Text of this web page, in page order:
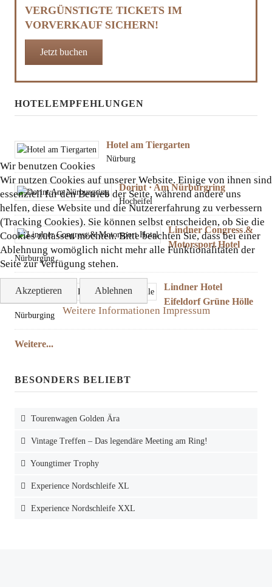
VERGÜNSTIGTE TICKETS IM
VORVERKAUF SICHERN!
Jetzt buchen
HOTELEMPFEHLUNGEN
Hotel am Tiergarten
Nürburg
Dorint · Am Nürburgring
Hocheifel
Lindner Congress &
Motorsport Hotel
Nürburging
Lindner Hotel
Eifeldorf Grüne Hölle
Nürburging
Weitere...
BESONDERS BELIEBT
Tourenwagen Golden Ära
Vintage Treffen – Das legendäre Meeting am Ring!
Youngtimer Trophy
Experience Nordschleife XL
Experience Nordschleife XXL
Wir benutzen Cookies
Wir nutzen Cookies auf unserer Website. Einige von ihnen sind
essenziell für den Betrieb der Seite, während andere uns
helfen, diese Website und die Nutzererfahrung zu verbessern
(Tracking Cookies). Sie können selbst entscheiden, ob Sie die
Cookies zulassen möchten. Bitte beachten Sie, dass bei einer
Ablehnung womöglich nicht mehr alle Funktionalitäten der
Seite zur Verfügung stehen.
Akzeptieren Ablehnen
Weitere Informationen Impressum